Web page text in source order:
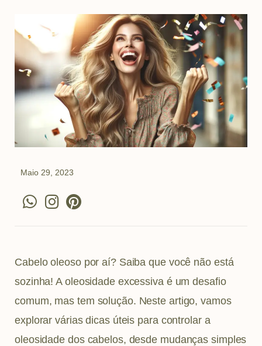
Maio 29, 2023
W
s
a
p
p
I
n
a
g
r
a
m
P
i
e
r
e
s
t
Cabelo oleoso por aí? Saiba que você não está
sozinha! A oleosidade excessiva é um desafio
comum, mas tem solução. Neste artigo, vamos
explorar várias dicas úteis para controlar a
oleosidade dos cabelos, desde mudanças simples